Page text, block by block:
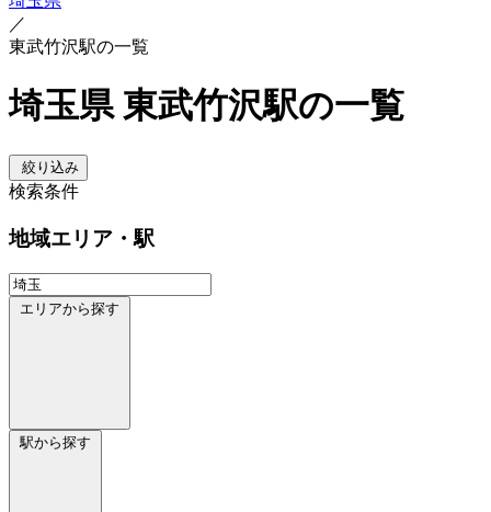
／
東武竹沢駅の一覧
埼玉県 東武竹沢駅の一覧
絞り込み
検索条件
地域エリア・駅
エリアから探す
駅から探す